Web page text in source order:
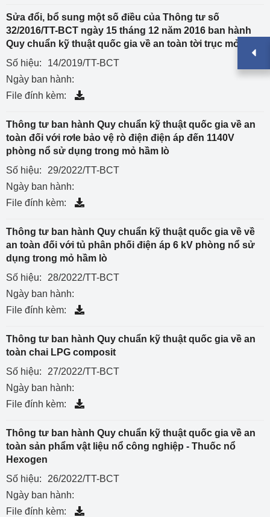
Sửa đổi, bổ sung một số điều của Thông tư số
32/2016/TT-BCT ngày 15 tháng 12 năm 2016 ban hành
Quy chuẩn kỹ thuật quốc gia về an toàn tời trục mỏ
Số hiệu:
14/2019/TT-BCT
Ngày ban hành:
File đính kèm:
Thông tư ban hành Quy chuẩn kỹ thuật quốc gia về an
toàn đối với rơle bảo vệ rò điện điện áp đến 1140V
phòng nổ sử dụng trong mỏ hầm lò
Số hiệu:
29/2022/TT-BCT
Ngày ban hành:
File đính kèm:
Thông tư ban hành Quy chuẩn kỹ thuật quốc gia về về
an toàn đối với tủ phân phối điện áp 6 kV phòng nổ sử
dụng trong mỏ hầm lò
Số hiệu:
28/2022/TT-BCT
Ngày ban hành:
File đính kèm:
Thông tư ban hành Quy chuẩn kỹ thuật quốc gia về an
toàn chai LPG composit
Số hiệu:
27/2022/TT-BCT
Ngày ban hành:
File đính kèm:
Thông tư ban hành Quy chuẩn kỹ thuật quốc gia về an
toàn sản phẩm vật liệu nổ công nghiệp - Thuốc nổ
Hexogen
Số hiệu:
26/2022/TT-BCT
Ngày ban hành:
File đính kèm: